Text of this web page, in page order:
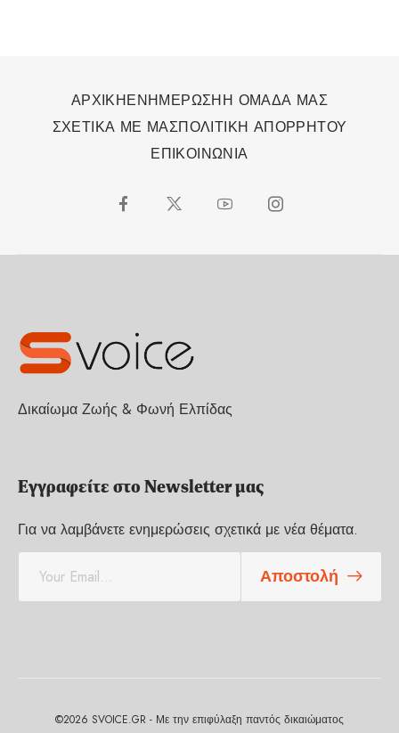
ΑΡΧΙΚΗΕΝΗΜΕΡΩΣΗΗ ΟΜΑΔΑ ΜΑΣ
ΣΧΕΤΙΚΑ ΜΕ ΜΑΣΠΟΛΙΤΙΚΗ ΑΠΟΡΡΗΤΟΥ
ΕΠΙΚΟΙΝΩΝΙΑ
Δικαίωμα Ζωής & Φωνή Ελπίδας
Εγγραφείτε στο Newsletter μας
Για να λαμβάνετε ενημερώσεις σχετικά με νέα θέματα.
a
Αποστολή
©2026 SVOICE.GR - Με την επιφύλαξη παντός δικαιώματος